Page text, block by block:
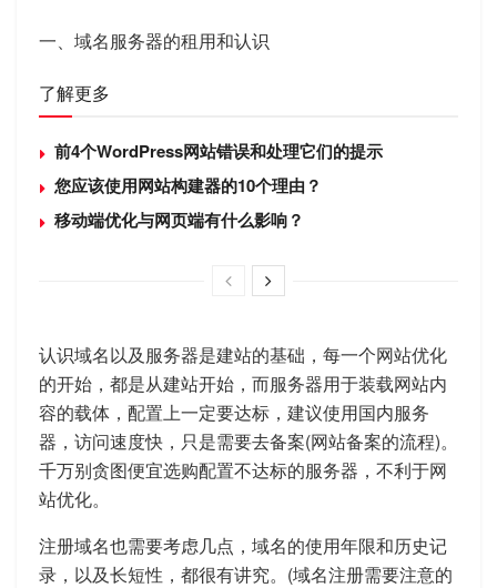
一、域名服务器的租用和认识
了解更多
前4个WordPress网站错误和处理它们的提示
您应该使用网站构建器的10个理由？
移动端优化与网页端有什么影响？
认识域名以及服务器是建站的基础，每一个网站优化
的开始，都是从建站开始，而服务器用于装载网站内
容的载体，配置上一定要达标，建议使用国内服务
器，访问速度快，只是需要去备案(网站备案的流程)。
千万别贪图便宜选购配置不达标的服务器，不利于网
站优化。
注册域名也需要考虑几点，域名的使用年限和历史记
录，以及长短性，都很有讲究。(域名注册需要注意的